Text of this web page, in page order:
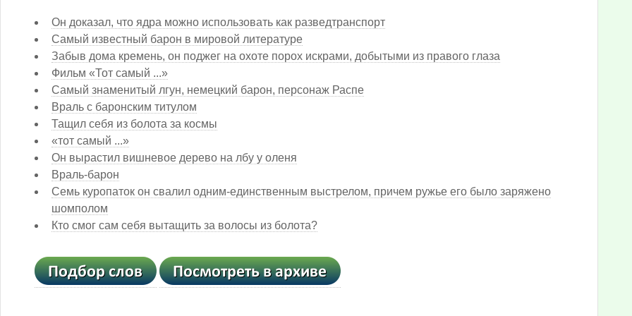
Он доказал, что ядра можно использовать как разведтранспорт
Самый известный барон в мировой литературе
Забыв дома кремень, он поджег на охоте порох искрами, добытыми из правого глаза
Фильм «Тот самый ...»
Самый знаменитый лгун, немецкий барон, персонаж Распе
Враль с баронским титулом
Тащил себя из болота за космы
«тот самый ...»
Он вырастил вишневое дерево на лбу у оленя
Враль-барон
Семь куропаток он свалил одним-единственным выстрелом, причем ружье его было заряжено
шомполом
Кто смог сам себя вытащить за волосы из болота?